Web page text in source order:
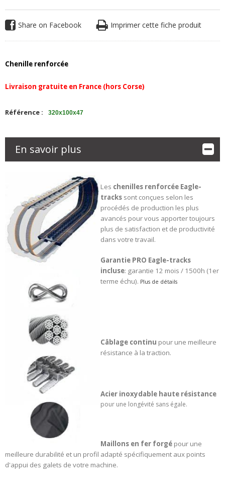
Share on Facebook Imprimer cette fiche produit
Chenille renforcée
Livraison gratuite en France (hors Corse)
Référence : 320x100x47
En savoir plus
Les chenilles renforcée Eagle-
trackssont conçues selon les
procédés de production les plus
avancés pour vous apporter toujours
plus de satisfaction et de productivité
dans votre travail.
Garantie PRO Eagle-tracks
incluse: garantie 12 mois / 1500h (1er
terme échu). Plus de détails
Câblage continu pour une meilleure
résistance à la traction.
Acier inoxydable haute résistance
pour une longévité sans égale.
Maillons en fer forgépour une
meilleure durabilité et un profil adapté spécifiquement aux points
d'appui des galets de votre machine.